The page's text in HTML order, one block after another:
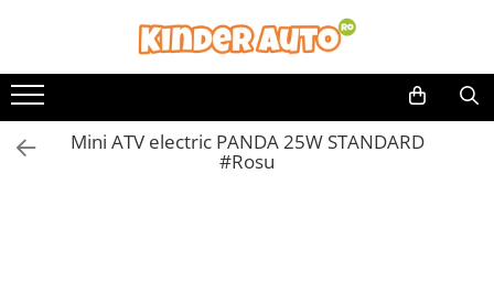
Mini ATV electric PANDA 25W STANDARD
#Rosu